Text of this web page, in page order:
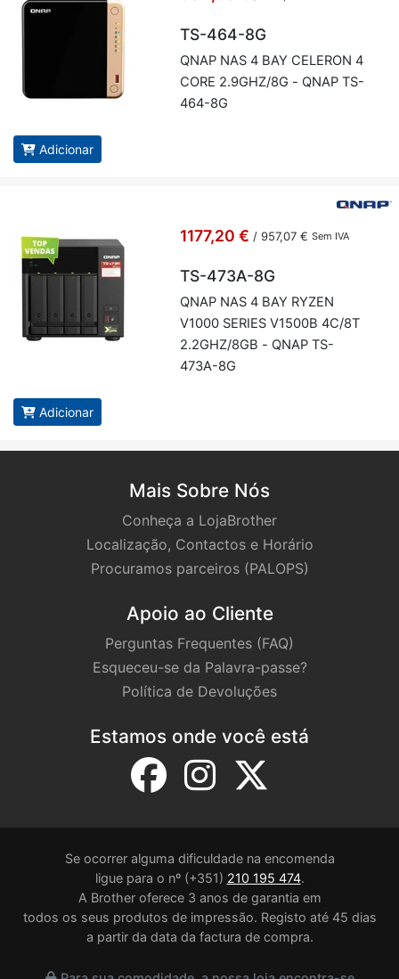
TS-464-8G
QNAP NAS 4 BAY CE­LERON 4
CORE 2.9GHZ/8G - QNAP TS-
464-8G
Adicionar
1177,20 € / 957,07 € Sem IVA
TS-473A-8G
QNAP NAS 4 BAY RYZEN
V1000 SE­RIES V1500B 4C/8T
2.2GHZ/8GB - QNAP TS-
473A-8G
Adicionar
Mais Sobre Nós
Conheça a LojaBrother
Localização, Contactos e Horário
Procuramos parceiros (PALOPS)
Apoio ao Cliente
Perguntas Frequentes (FAQ)
Esqueceu-se da Palavra-passe?
Política de Devoluções
Estamos onde você está
Se ocorrer alguma dificuldade na encomenda
ligue para o nº (+351) 210 195 474.
A Brother oferece 3 anos de garantia em
todos os seus produtos de impressão. Registo até 45 dias
a partir da data da factura de compra.